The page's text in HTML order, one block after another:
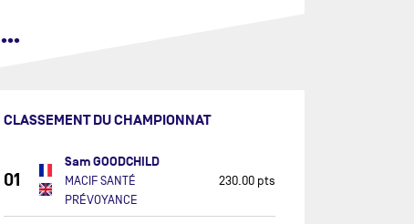
•••
CLASSEMENT DU CHAMPIONNAT
01
Sam GOODCHILD
MACIF SANTÉ
PRÉVOYANCE
230.00 pts